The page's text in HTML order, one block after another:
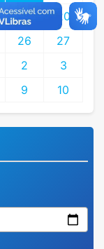
19
20
26
27
2
3
9 10